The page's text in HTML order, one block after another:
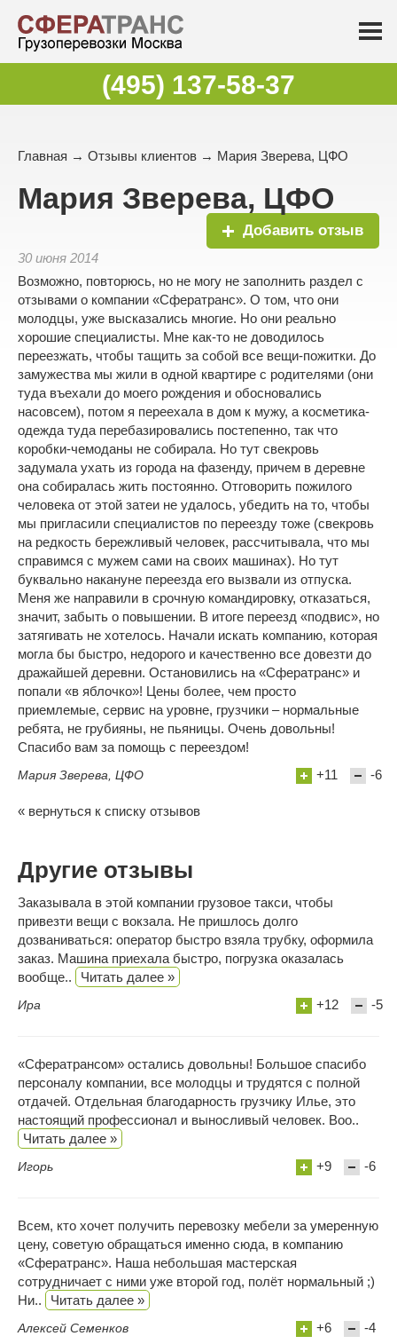
(495) 137-58-37
Главная → Отзывы клиентов → Мария Зверева, ЦФО
Мария Зверева, ЦФО
Добавить отзыв
30 июня 2014
Возможно, повторюсь, но не могу не заполнить раздел с
отзывами о компании «Сфератранс». О том, что они
молодцы, уже высказались многие. Но они реально
хорошие специалисты. Мне как-то не доводилось
переезжать, чтобы тащить за собой все вещи-пожитки. До
замужества мы жили в одной квартире с родителями (они
туда въехали до моего рождения и обосновались
насовсем), потом я переехала в дом к мужу, а косметика-
одежда туда перебазировались постепенно, так что
коробки-чемоданы не собирала. Но тут свекровь
задумала ухать из города на фазенду, причем в деревне
она собиралась жить постоянно. Отговорить пожилого
человека от этой затеи не удалось, убедить на то, чтобы
мы пригласили специалистов по переезду тоже (свекровь
на редкость бережливый человек, рассчитывала, что мы
справимся с мужем сами на своих машинах). Но тут
буквально накануне переезда его вызвали из отпуска.
Меня же направили в срочную командировку, отказаться,
значит, забыть о повышении. В итоге переезд «подвис», но
затягивать не хотелось. Начали искать компанию, которая
могла бы быстро, недорого и качественно все довезти до
дражайшей деревни. Остановились на «Сфератранс» и
попали «в яблочко»! Цены более, чем просто
приемлемые, сервис на уровне, грузчики – нормальные
ребята, не грубияны, не пьяницы. Очень довольны!
Спасибо вам за помощь с переездом!
Мария Зверева, ЦФО +11 -6
« вернуться к списку отзывов
Другие отзывы
Заказывала в этой компании грузовое такси, чтобы
привезти вещи с вокзала. Не пришлось долго
дозваниваться: оператор быстро взяла трубку, оформила
заказ. Машина приехала быстро, погрузка оказалась
вообще..
Читать далее »
Ира +12 -5
«Сфератрансом» остались довольны! Большое спасибо
персоналу компании, все молодцы и трудятся с полной
отдачей. Отдельная благодарность грузчику Илье, это
настоящий профессионал и выносливый человек. Воо..
Читать далее »
Игорь +9 -6
Всем, кто хочет получить перевозку мебели за умеренную
цену, советую обращаться именно сюда, в компанию
«Сфератранс». Наша небольшая мастерская
сотрудничает с ними уже второй год, полёт нормальный ;)
Ни..
Читать далее »
Алексей Семенков +6 -4